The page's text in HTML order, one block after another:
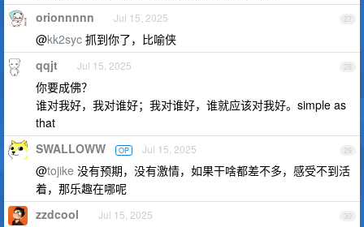
27
orionnnnn Jul 15, 2025
@kk2syc 抓到你了，比喻侠
28
qqjt Jul 15, 2025
你要成佛？
谁对我好，我对谁好；我对谁好，谁就应该对我好。simple as
that
29
SWALLOWW OP Jul 15, 2025
@tojike 没有预期，没有激情，如果干啥都差不多，感受不到活
着，那乐趣在哪呢
30
zzdcool Jul 15, 2025